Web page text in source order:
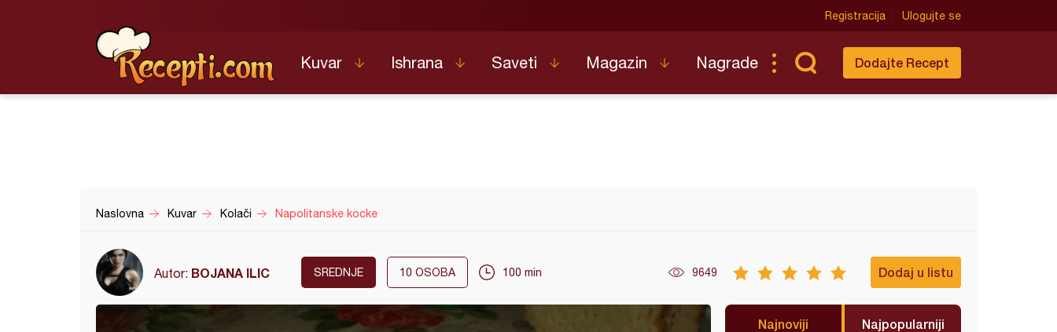
Registracija Ulogujte se
Kuvar Ishrana Saveti Magazin Nagrade Dodajte Recept
Naslovna Kuvar Kolači Napolitanske kocke
Autor: BOJANA ILIC SREDNJE 10 OSOBA 100 min 9649 Dodaj u listu
Najnoviji Najpopularniji